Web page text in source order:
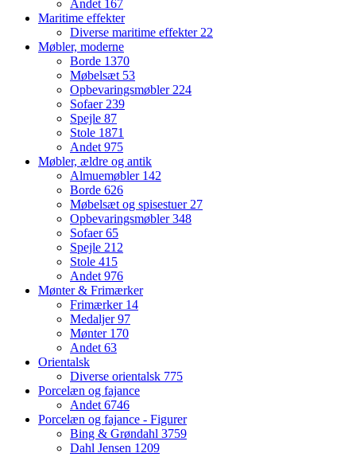
Andet 167
Maritime effekter
Diverse maritime effekter 22
Møbler, moderne
Borde 1370
Møbelsæt 53
Opbevaringsmøbler 224
Sofaer 239
Spejle 87
Stole 1871
Andet 975
Møbler, ældre og antik
Almuemøbler 142
Borde 626
Møbelsæt og spisestuer 27
Opbevaringsmøbler348
Sofaer65
Spejle 212
Stole 415
Andet 976
Mønter & Frimærker
Frimærker 14
Medaljer97
Mønter 170
Andet 63
Orientalsk
Diverse orientalsk 775
Porcelæn og fajance
Andet 6746
Porcelæn og fajance - Figurer
Bing & Grøndahl 3759
Dahl Jensen 1209